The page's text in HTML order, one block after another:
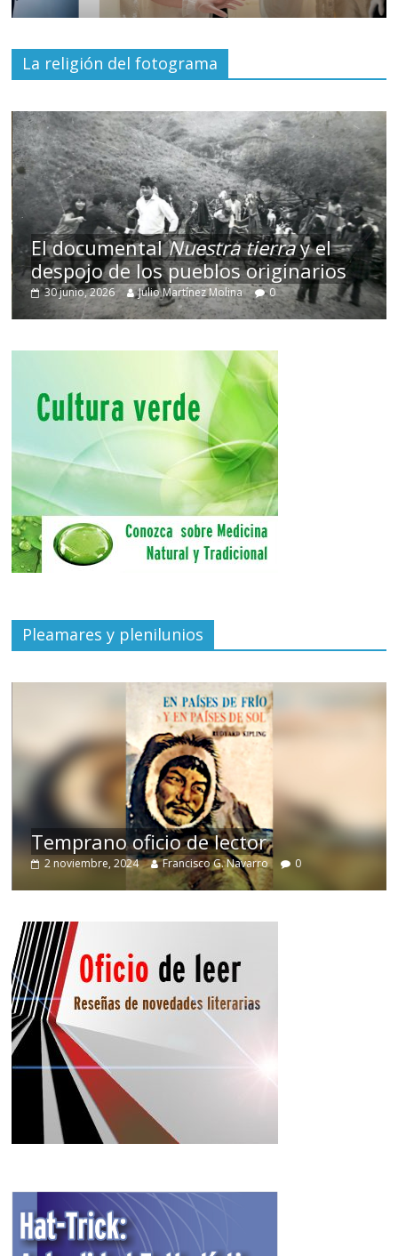
La religión del fotograma
El documentalNuestra tierray el
despojo de los pueblos originarios
30 junio, 2026 Julio Martínez Molina 0
Pleamares y plenilunios
Temprano oficio de lector
2 noviembre, 2024 Francisco G. Navarro 0